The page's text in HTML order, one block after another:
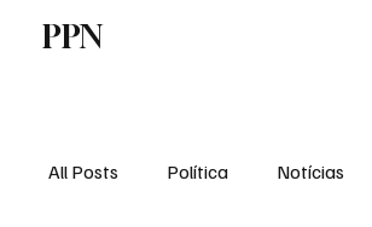
PPN
All Posts Política Notícias